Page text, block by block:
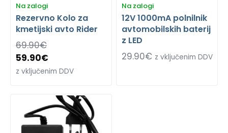
Na zalogi
Rezervno Kolo za
kmetijski avto Rider
69.90€
59.90€
z vključenim DDV
Na zalogi
12V 1000mA polnilnik
avtomobilskih baterij
z LED
29.90€ z vključenim DDV